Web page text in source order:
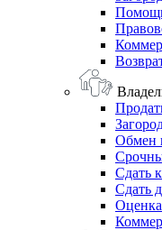
Обмен
Сдать
Сдать